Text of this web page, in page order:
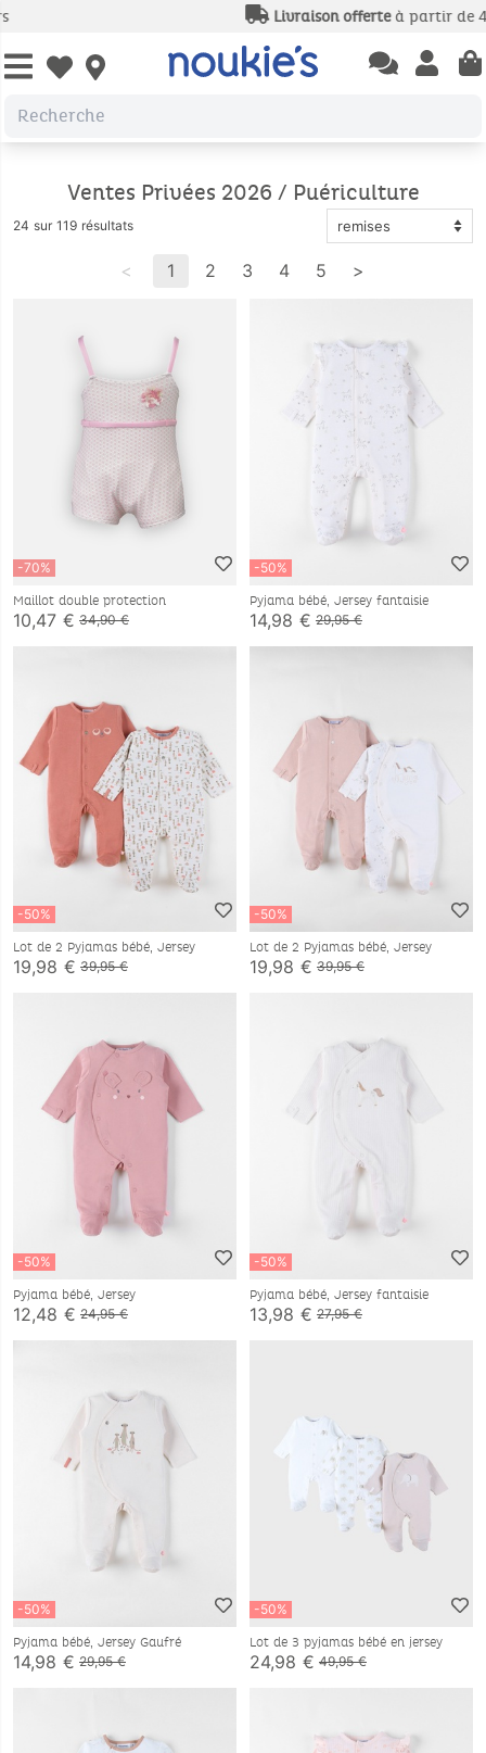
Livraison offerteà partir de 49€
Open wishlist Open
Open
Ventes Privées 2026 / Puériculture
24 sur 119 résultats
< 1 2 3 4 5 >
-70%
Maillot double protection
10,47 € 34,90 €
-50%
Pyjama bébé, Jersey fantaisie
14,98 € 29,95 €
-50%
Lot de 2 Pyjamas bébé, Jersey
19,98 € 39,95 €
-50%
Lot de 2 Pyjamas bébé, Jersey
19,98 € 39,95 €
-50%
Pyjama bébé, Jersey
12,48 € 24,95 €
-50%
Pyjama bébé, Jersey fantaisie
13,98 € 27,95 €
-50%
Pyjama bébé, Jersey Gaufré
14,98 € 29,95 €
-50%
Lot de 3 pyjamas bébé en jersey
24,98 € 49,95 €